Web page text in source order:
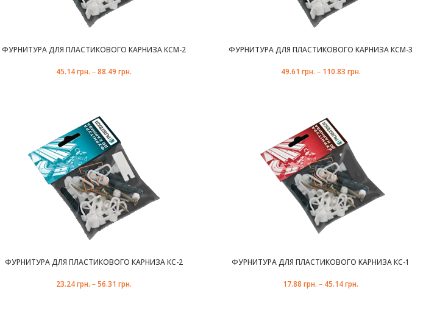
ФУРНИТУРА ДЛЯ ПЛАСТИКОВОГО КАРНИЗА КСМ-2
45.14грн. –88.49грн.
ФУРНИТУРА ДЛЯ ПЛАСТИКОВОГО КАРНИЗА КСМ-3
49.61 грн. – 110.83 грн.
ФУРНИТУРА ДЛЯ ПЛАСТИКОВОГО КАРНИЗА КС-2
23.24грн. –56.31грн.
ФУРНИТУРА ДЛЯ ПЛАСТИКОВОГО КАРНИЗА КС-1
17.88грн. – 45.14грн.